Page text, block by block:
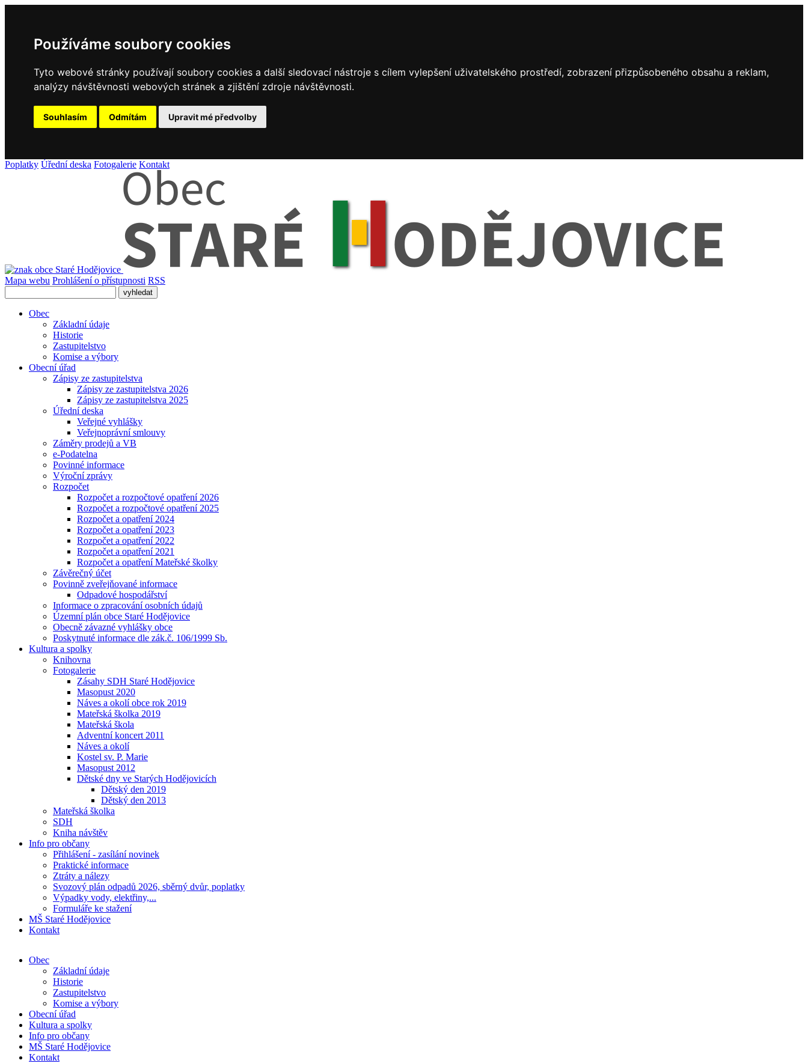
Používáme soubory cookies
Tyto webové stránky používají soubory cookies a další sledovací nástroje s cílem vylepšení uživatelského prostředí, zobrazení přizpůsobeného obsahu a reklam,
analýzy návštěvnosti webových stránek a zjištění zdroje návštěvnosti.
Souhlasím Odmítám Upravit mé předvolby
Poplatky Úřední deska Fotogalerie Kontakt
Mapa webu Prohlášení o přístupnosti RSS
Obec
Základní údaje
Historie
Zastupitelstvo
Komise a výbory
Obecní úřad
Zápisy ze zastupitelstva
Zápisy ze zastupitelstva 2026
Zápisy ze zastupitelstva 2025
Úřední deska
Veřejné vyhlášky
Veřejnoprávní smlouvy
Záměry prodejů a VB
e-Podatelna
Povinné informace
Výroční zprávy
Rozpočet
Rozpočet a rozpočtové opatření 2026
Rozpočet a rozpočtové opatření 2025
Rozpočet a opatření 2024
Rozpočet a opatření 2023
Rozpočet a opatření 2022
Rozpočet a opatření 2021
Rozpočet a opatření Mateřské školky
Závěrečný účet
Povinně zveřejňované informace
Odpadové hospodářství
Informace o zpracování osobních údajů
Územní plán obce Staré Hodějovice
Obecně závazné vyhlášky obce
Poskytnuté informace dle zák.č. 106/1999 Sb.
Kultura a spolky
Knihovna
Fotogalerie
Zásahy SDH Staré Hodějovice
Masopust 2020
Náves a okolí obce rok 2019
Mateřská školka 2019
Mateřská škola
Adventní koncert 2011
Náves a okolí
Kostel sv. P. Marie
Masopust 2012
Dětské dny ve Starých Hodějovicích
Dětský den 2019
Dětský den 2013
Mateřská školka
SDH
Kniha návštěv
Info pro občany
Přihlášení - zasílání novinek
Praktické informace
Ztráty a nálezy
Svozový plán odpadů 2026, sběrný dvůr, poplatky
Výpadky vody, elektřiny,...
Formuláře ke stažení
MŠ Staré Hodějovice
Kontakt
Obec
Základní údaje
Historie
Zastupitelstvo
Komise a výbory
Obecní úřad
Kultura a spolky
Info pro občany
MŠ Staré Hodějovice
Kontakt